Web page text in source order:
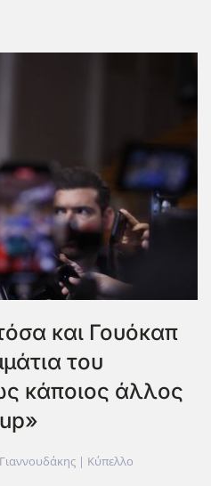
και Γουόκαπ
του
κάποιος άλλος
| Κύπελλο